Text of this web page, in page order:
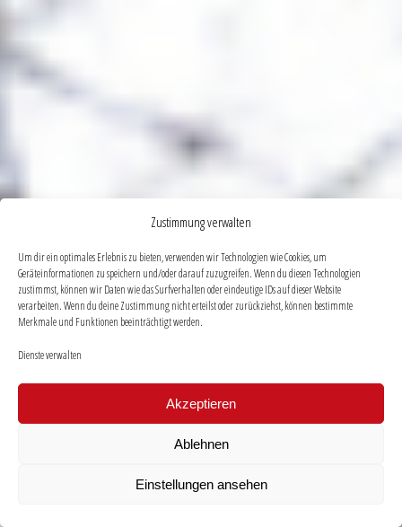
Zustimmung verwalten
Um dir ein optimales Erlebnis zu bieten, verwenden wir Technologien wie Cookies, um
Geräteinformationen zu speichern und/oder darauf zuzugreifen. Wenn du diesen Technologien
zustimmst, können wir Daten wie das Surfverhalten oder eindeutige IDs auf dieser Website
verarbeiten. Wenn du deine Zustimmung nicht erteilst oder zurückziehst, können bestimmte
Merkmale und Funktionen beeinträchtigt werden.
Dienste verwalten
Akzeptieren
Ablehnen
Einstellungen ansehen